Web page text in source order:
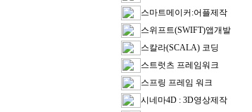
스마트메이커:어플제작
스위프트(SWIFT)앱개발
스칼라(SCALA) 코딩
스트럿츠 프레임워크
스프링 프레임 워크
시네마4D : 3D영상제작